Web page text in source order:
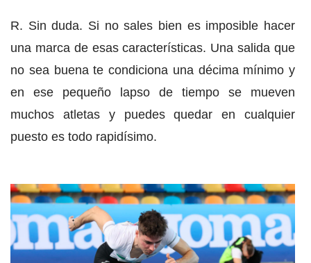
R. Sin duda. Si no sales bien es imposible hacer
una marca de esas características. Una salida que
no sea buena te condiciona una décima mínimo y
en ese pequeño lapso de tiempo se mueven
muchos atletas y puedes quedar en cualquier
puesto es todo rapidísimo.